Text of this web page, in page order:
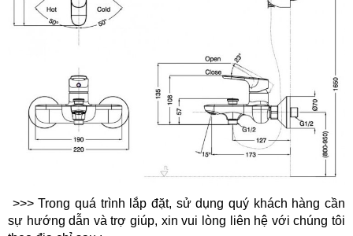
>>> Trong quá trình lắp đặt, sử dụng quý khách hàng cần
sự hướng dẫn và trợ giúp, xin vui lòng liên hệ với chúng tôi